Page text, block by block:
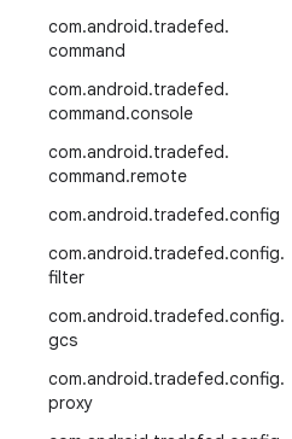
com.android.tradefed.
command
com.android.tradefed.
command.console
com.android.tradefed.
command.remote
com.android.tradefed.config
com.android.tradefed.config.
filter
com.android.tradefed.config.
gcs
com.android.tradefed.config.
proxy